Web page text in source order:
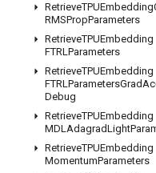
RetrieveTPUEmbedding
RMSPropParameters
RetrieveTPUEmbedding
FTRLParameters
RetrieveTPUEmbedding
FTRLParametersGrad
Debug
RetrieveTPUEmbedding
MDLAdagradLight
RetrieveTPUEmbedding
MomentumParameters